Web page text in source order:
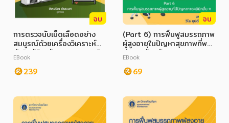
จบ
การตรวจนับเม็ดเลือดอย่าง
สมบูรณ์ด้วยเครื่องวิเคราะห์
อัตโนมัติ หลักการและความผิด
พลาดที่เกิดขึ้นได้
EBook
239
จบ
(Part 6) การฟื้นฟูสมรรถภาพ
ผู้สูงอายุในปัญหาสุขภาพที่พบ
บ่อย ฉบับปรับปรุง
(Geriatric Rehabilitation
in Common Health
EBook
69